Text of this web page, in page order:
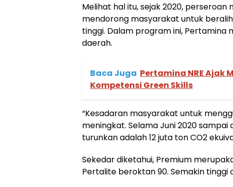
Melihat hal itu, sejak 2020,
mendorong masyarakat untuk
tinggi. Dalam program ini, Pertamina
daerah.
Baca Juga Pertamina NRE Ajak
Kompetensi Green Skills
“Kesadaran masyarakat untuk
meningkat. Selama Juni 2020
turunkan adalah 12 juta ton CO2
Sekedar diketahui, Premium
Pertalite beroktan 90. Semakin tinggi